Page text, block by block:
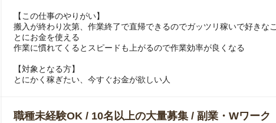
【この仕事のやりがい】
搬入が終わり次第、作業終了で直帰できるのでガッツリ稼いで好きなこ
とにお金を使える
作業に慣れてくるとスピードも上がるので作業効率が良くなる
【対象となる方】
とにかく稼ぎたい、今すぐお金が欲しい人
職種未経験OK / 10名以上の大量募集 / 副業・Wワーク